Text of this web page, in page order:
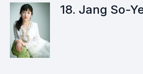
18. Jang So-